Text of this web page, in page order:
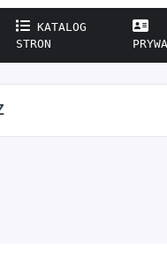
KATALOG
STRON
JUSTYNA